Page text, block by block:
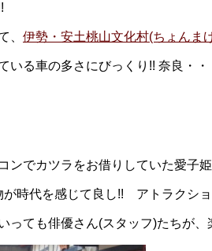
、 伊勢・安土桃山文化村(ちょんま
いる車の多さにびっくり!! 奈良・
ンでカツラをお借りしていた愛子姫
時代を感じて良し!! アトラクショ
っても俳優さん(スタッフ)たちが、